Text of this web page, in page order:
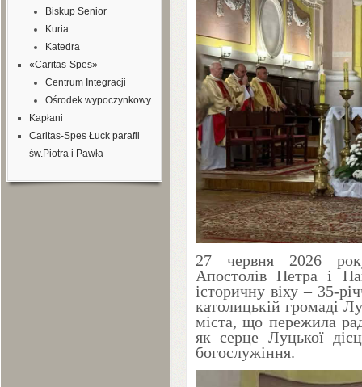
Biskup Senior
Kuria
Katedra
«Caritas-Spes»
Centrum Integracji
Ośrodek wypoczynkowy
Kapłani
Caritas-Spes Łuck parafii
św.Piotra i Pawła
27червня 2026
Апостолів Петра і
історичну віху – 35-
католицькій громаді
міста, що пережила
як серце Луцької
богослужіння.